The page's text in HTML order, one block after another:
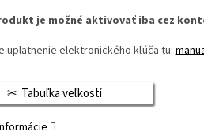
je možné aktivovať iba cez
uplatnenie elektronického kľúča tu:
Tabuľka veľkostí